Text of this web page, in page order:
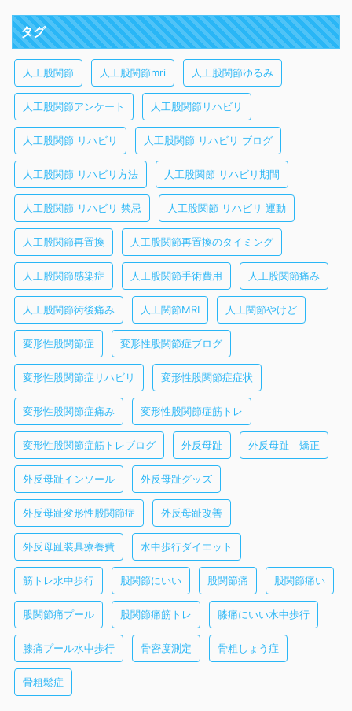
タグ
人工股関節 人工股関節mri 人工股関節ゆるみ
人工股関節アンケート 人工股関節リハビリ
人工股関節 リハビリ 人工股関節 リハビリ ブログ
人工股関節 リハビリ方法 人工股関節 リハビリ期間
人工股関節 リハビリ 禁忌 人工股関節 リハビリ 運動
人工股関節再置換 人工股関節再置換のタイミング
人工股関節感染症 人工股関節手術費用 人工股関節痛み
人工股関節術後痛み 人工関節MRI 人工関節やけど
変形性股関節症 変形性股関節症ブログ
変形性股関節症リハビリ 変形性股関節症症状
変形性股関節症痛み 変形性股関節症筋トレ
変形性股関節症筋トレブログ 外反母趾 外反母趾 矯正
外反母趾インソール 外反母趾グッズ
外反母趾変形性股関節症 外反母趾改善
外反母趾装具療養費 水中歩行ダイエット
筋トレ水中歩行 股関節にいい 股関節痛 股関節痛い
股関節痛プール 股関節痛筋トレ 膝痛にいい水中歩行
膝痛プール水中歩行 骨密度測定 骨粗しょう症
骨粗鬆症